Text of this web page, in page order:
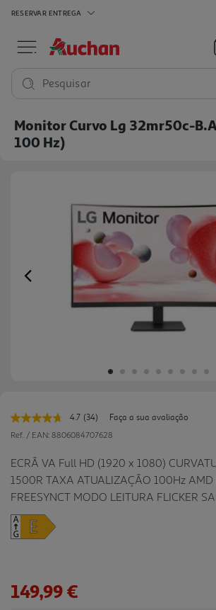
RESERVAR ENTREGA
Pesquisar
Monitor Curvo Lg 32mr50c-
100 Hz)
Previous
4.7 Leu
34
Link
para
a
mesma
página.
(34)
Faça a sua avaliação
Ref. / EAN: 8806084707628
ECRÃ VA Full HD (1920 x 1080)
1500R TAXA ATUALIZAÇÃO 100Hz AMD
FREESYNCT MODO LEITURA FLICKER
ONSCREEN CONTROL NTSC 72% (CIE1931
149,99 €